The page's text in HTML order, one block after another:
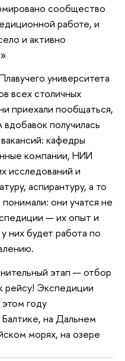
сообщество
работе, и
и активно
университета
всех столичных
приехали пообщаться,
получилась
кафедры
компании, НИИ
исследований и
аспирантуру, а то
они учатся не
— их опыт и
них будет работа по
этап — отбор
рейсу! Экспедиции
году
на Дальнем
морях, на озере